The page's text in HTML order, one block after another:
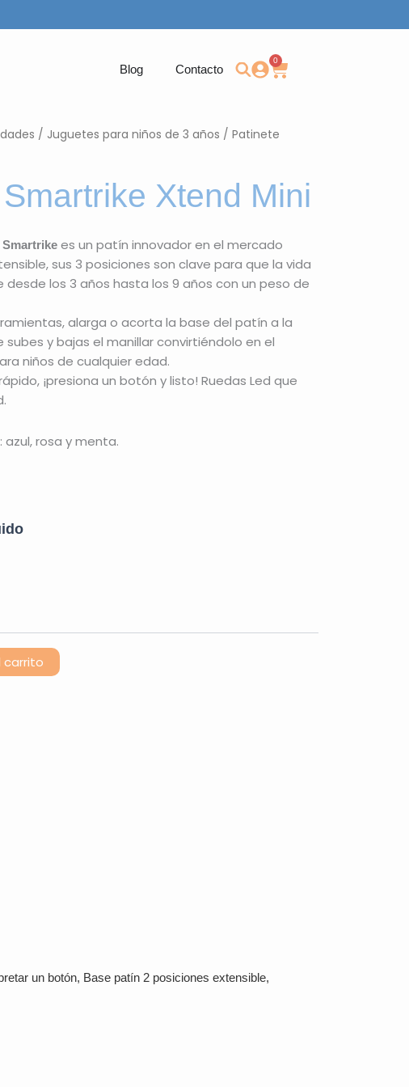
Blog Contacto
0
Carrito
/ Juguetes para niños de 3 años / Patinete
Xtend Mini
es un patín innovador en el mercado
sus 3 posiciones son clave para que la vida
los 3 años hasta los 9 años con un peso de
alarga o acorta la base del patín a la
y bajas el manillar convirtiéndolo en el
niños de cualquier edad.
¡presiona un botón y listo! Ruedas Led que
azul, rosa y menta.
carrito
un botón, Base patín 2 posiciones extensible,